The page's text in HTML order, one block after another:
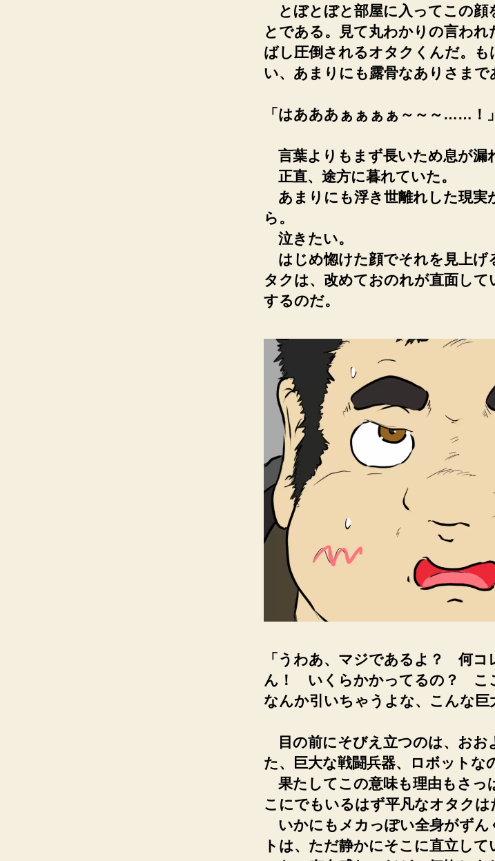
とぼとぼと部屋に入ってこの顔
とである。見て丸わかりの言わ
ばし圧倒されるオタクくんだ。
い、あまりにも露骨なありさま
「はあああぁぁぁぁ～～～……！」
言葉よりもまず長いため息が漏
正直、途方に暮れていた。
あまりにも浮き世離れした現実
ら。
泣きたい。
はじめ惚けた顔でそれを見上げ
タクは、改めておのれが直面して
するのだ。
「うわあ、マジであるよ？ 何
ん！ いくらかかってるの？ こ
なんか引いちゃうよな、こんな
目の前にそびえ立つのは、おお
た、巨大な戦闘兵器、ロボット
果たしてこの意味も理由もさっ
こにでもいるはず平凡なオタクは
いかにもメカっぽい全身がずん
トは、ただ静かにそこに直立し